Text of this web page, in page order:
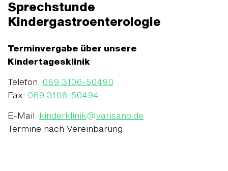
Sprechstunde
Kindergastroenterologie
Terminvergabe über unsere
Kindertagesklinik
Telefon: 069 3106-50490
Fax: 069 3106-50494
E-Mail: kinderklinik@varisano.de
Termine nach Vereinbarung